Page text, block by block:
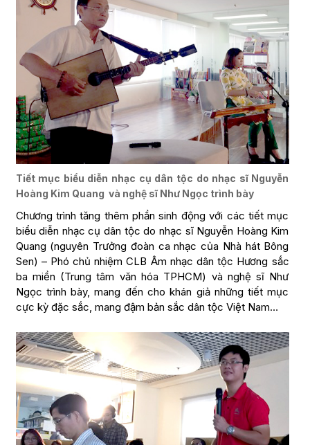
Tiết mục biểu diễn nhạc cụ dân tộc do nhạc sĩ Nguyễn
Hoàng Kim Quang và nghệ sĩ Như Ngọc trình bày
Chương trình tăng thêm phần sinh động với các tiết mục
biểu diễn nhạc cụ dân tộc do nhạc sĩ Nguyễn Hoàng Kim
Quang (nguyên Trưởng đoàn ca nhạc của Nhà hát Bông
Sen) – Phó chủ nhiệm CLB Âm nhạc dân tộc Hương sắc
ba miền (Trung tâm văn hóa TPHCM) và nghệ sĩ Như
Ngọc trình bày, mang đến cho khán giả những tiết mục
cực kỳ đặc sắc, mang đậm bản sắc dân tộc Việt Nam…